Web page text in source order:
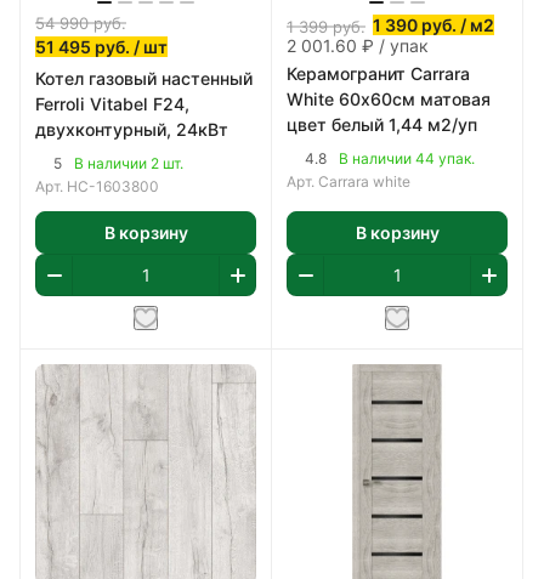
54 990руб.
51 495 руб. / шт
Котел газовый настенный
Ferroli Vitabel F24,
двухконтурный, 24кВт
5
В наличии 2 шт.
Арт. НС-1603800
В корзину
1 399руб. 1 390 руб. / м2
2 001.60 ₽ / упак
Керамогранит Carrara
White 60х60см матовая
цвет белый 1,44 м2/уп
4.8
В наличии 44 упак.
Арт. Carrara white
В корзину